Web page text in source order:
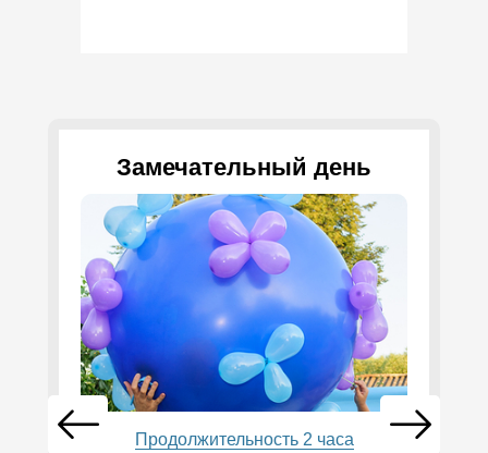
Замечательный день
Продолжительность 2 часа